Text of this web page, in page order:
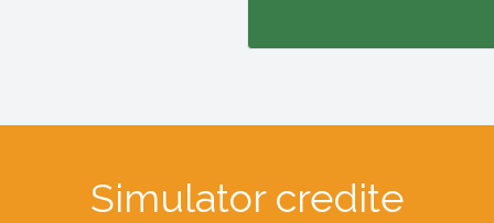
Simulator credite